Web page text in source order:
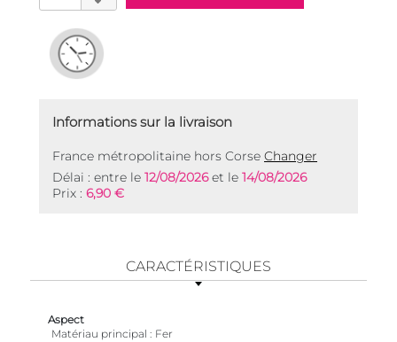
Informations sur la livraison
France métropolitaine hors Corse Changer
Délai : entre le 12/08/2026et le 14/08/2026
Prix : 6,90 €
CARACTÉRISTIQUES
Aspect
Matériau principal
Fer